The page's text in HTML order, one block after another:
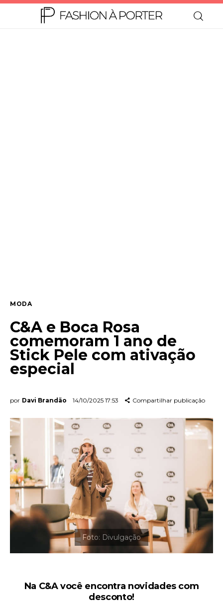
Quem somos
Contato
MODA
C&A e Boca Rosa
comemoram 1 ano de
Stick Pele com ativação
especial
por Davi Brandão 14/10/2025 17:53 Compartilhar publicação
Na C&A você encontra novidades com
desconto!